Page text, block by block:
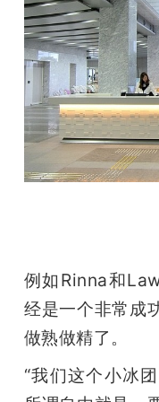
例如Rinna和
经是一个非常成
做熟做精了。
“我们这个小冰